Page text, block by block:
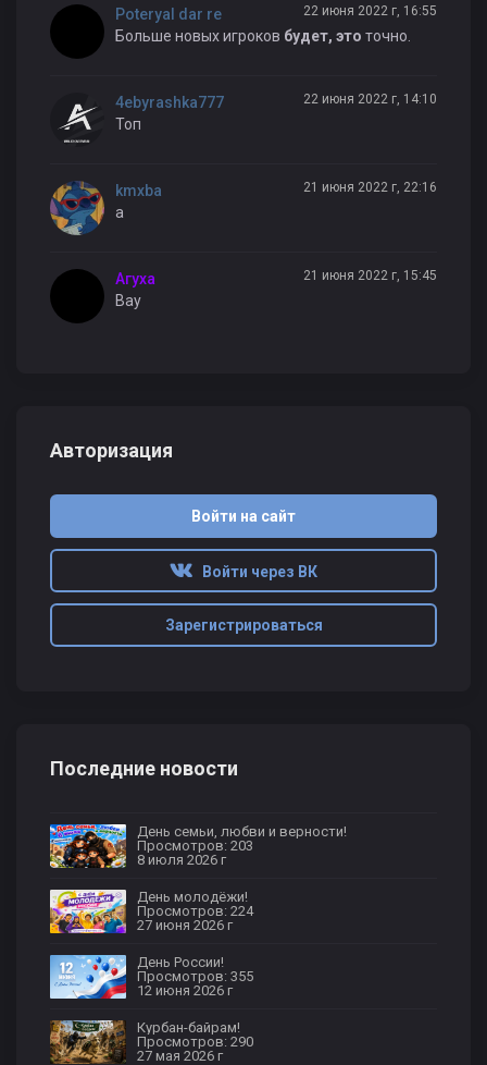
Poteryal dar re 22 июня 2022 г, 16:55
Больше новых игроков будет, это точно.
4ebyrashka777 22 июня 2022 г, 14:10
Топ
kmxba 21 июня 2022 г, 22:16
а
Агуха 21 июня 2022 г, 15:45
Вау
Авторизация
Войти на сайт
Войти через ВК
Зарегистрироваться
Последние новости
День семьи, любви и верности!
Просмотров: 203
8 июля 2026 г
День молодёжи!
Просмотров: 224
27 июня 2026 г
День России!
Просмотров: 355
12 июня 2026 г
Курбан-байрам!
Просмотров: 290
27 мая 2026 г